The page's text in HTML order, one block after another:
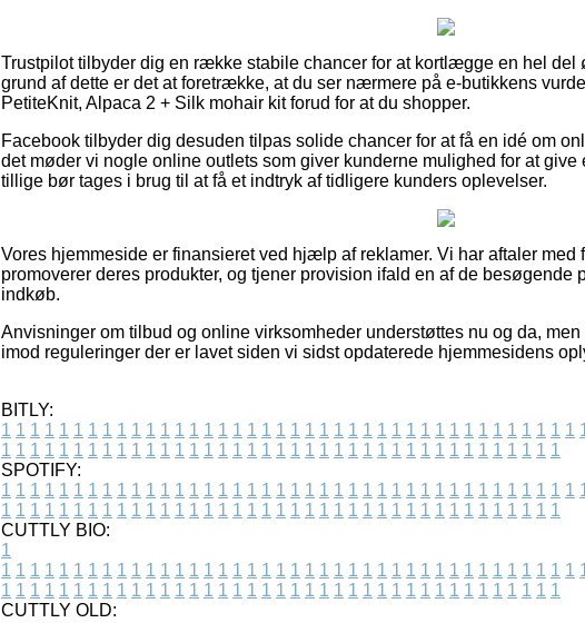
Trustpilot tilbyder dig en række stabile chancer for at kortlægge en hel del
grund af dette er det at foretrække, at du ser nærmere på e-butikkens
PetiteKnit, Alpaca 2 + Silk mohair kit forud for at du shopper.
Facebook tilbyder dig desuden tilpas solide chancer for at få en idé om
det møder vi nogle online outlets som giver kunderne mulighed for at
tillige bør tages i brug til at få et indtryk af tidligere kunders oplevelser.
Vores hjemmeside er finansieret ved hjælp af reklamer. Vi har aftaler med
promoverer deres produkter, og tjener provision ifald en af de besøgende
indkøb.
Anvisninger om tilbud og online virksomheder understøttes nu og da,
imod reguleringer der er lavet siden vi sidst opdaterede hjemmesidens
BITLY:
1 1 1 1 1 1 1 1 1 1 1 1 1 1 1 1 1 1 1 1 1 1 1 1 1 1 1 1 1 1 1 1 1 1 1 1 1 1 1 1
1 1 1 1 1 1 1 1 1 1 1 1 1 1 1 1 1 1 1 1 1 1 1 1 1 1 1 1 1 1 1 1 1 1 1 1 1 1 1
SPOTIFY:
1 1 1 1 1 1 1 1 1 1 1 1 1 1 1 1 1 1 1 1 1 1 1 1 1 1 1 1 1 1 1 1 1 1 1 1 1 1 1 1
1 1 1 1 1 1 1 1 1 1 1 1 1 1 1 1 1 1 1 1 1 1 1 1 1 1 1 1 1 1 1 1 1 1 1 1 1 1 1
CUTTLY BIO:
1
1 1 1 1 1 1 1 1 1 1 1 1 1 1 1 1 1 1 1 1 1 1 1 1 1 1 1 1 1 1 1 1 1 1 1 1 1 1 1 1
1 1 1 1 1 1 1 1 1 1 1 1 1 1 1 1 1 1 1 1 1 1 1 1 1 1 1 1 1 1 1 1 1 1 1 1 1 1 1
CUTTLY OLD: